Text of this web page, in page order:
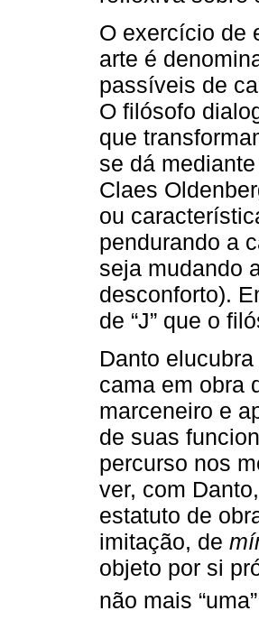
O exercício de
arte é
passíveis de
O filósofo
que
se dá
Claes
ou
pendurando a
seja mudando
desconforto).
de “J” que o
Danto
cama em obra
marceneiro e
de suas
percurso nos
ver, com
estatuto de
imitação, de
objeto por si
não mais